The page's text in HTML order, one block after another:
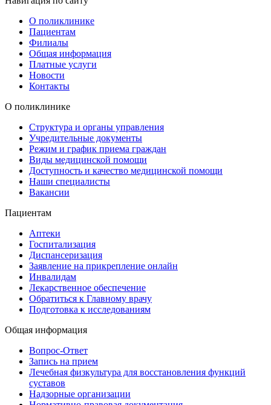
О поликлинике
Пациентам
Филиалы
Общая информация
Платные услуги
Новости
Контакты
О поликлинике
Структура и органы управления
Учредительные документы
Режим и график приема граждан
Виды медицинской помощи
Доступность и качество медицинской помощи
Наши специалисты
Вакансии
Пациентам
Аптеки
Госпитализация
Диспансеризация
Заявление на прикрепление онлайн
Инвалидам
Лекарственное обеспечение
Обратиться к Главному врачу
Подготовка к исследованиям
Общая информация
Вопрос-Ответ
Запись на прием
Лечебная физкультура для восстановления функций
суставов
Надзорные организации